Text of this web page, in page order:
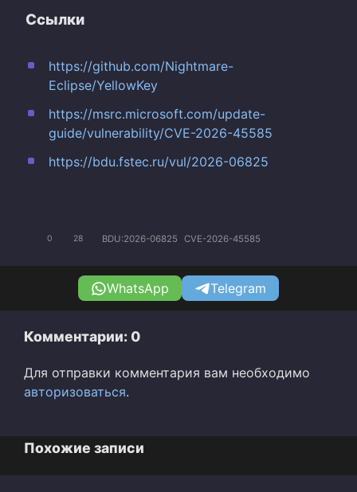
Ссылки
https://github.com/Nightmare-
Eclipse/YellowKey
https://msrc.microsoft.com/update-
guide/vulnerability/CVE-2026-45585
https://bdu.fstec.ru/vul/2026-06825
0 28 BDU:2026-06825 CVE-2026-45585
WhatsApp Telegram
Комментарии: 0
Для отправки комментария вам необходимо
авторизоваться.
Похожие записи